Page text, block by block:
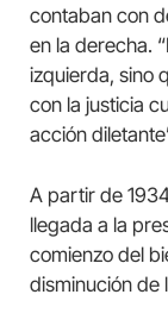
contaban con
en la derecha.
izquierda, sino
con la justicia
acción
A partir de
llegada a la
comienzo del
disminución de